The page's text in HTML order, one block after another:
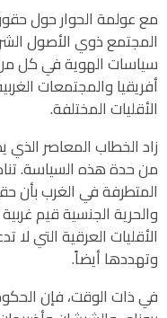
مع عولمة الحوار حول
المجتمع ذوي الأصول
سياسات الهوية في كل
أفريقيا والمجتمعات
الأقليات المختلفة.
زاد الخطاب المعاصر
من حدة هذه السياسة.
المتطرفة في الغرب بأن
والحرية الجنسية قيم
الأقليات العرقية التي
وتهددها أيضاً.
في ذات الوقت، فإن